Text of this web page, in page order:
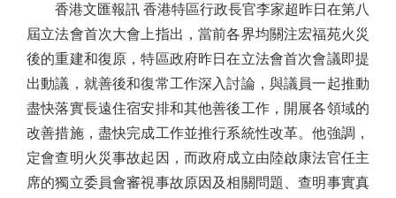
香港文匯報訊 香港特區行政長官李家超昨日在第八
屆立法會首次大會上指出，當前各界均關注宏福苑火災
後的重建和復原，特區政府昨日在立法會首次會議即提
出動議，就善後和復常工作深入討論，與議員一起推動
盡快落實長遠住宿安排和其他善後工作，開展各領域的
改善措施，盡快完成工作並推行系統性改革。他強調，
定會查明火災事故起因，而政府成立由陸啟康法官任主
席的獨立委員會審視事故原因及相關問題、查明事實真